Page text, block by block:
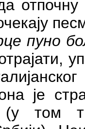
пуно
је
том